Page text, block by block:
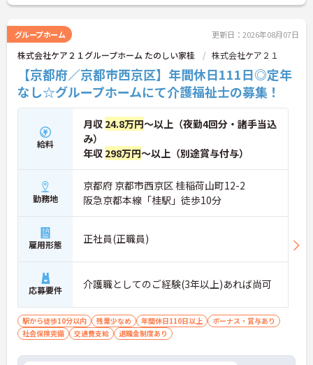
グループホーム 更新日：2026年08月07日
株式会社ケア２１グループホーム たのしい家桂 株式会社ケア２１
【京都府／京都市西京区】年間休日111日◎定年
なし☆グループホームにて介護福祉士の募集！
給料
月収 24.8万円～以上（夜勤4回分・諸手当込
み）
年収 298万円～以上（別途賞与付与）
勤務地
京都府 京都市西京区 桂稲荷山町12-2
阪急京都本線「桂駅」徒歩10分
雇用形態 正社員(正職員)
応募要件 介護職としてのご経験(3年以上)あれば尚可
駅から徒歩10分以内 残業少なめ 年間休日110日以上
ボーナス・賞与あり
社会保険完備
交通費支給 退職金制度あり